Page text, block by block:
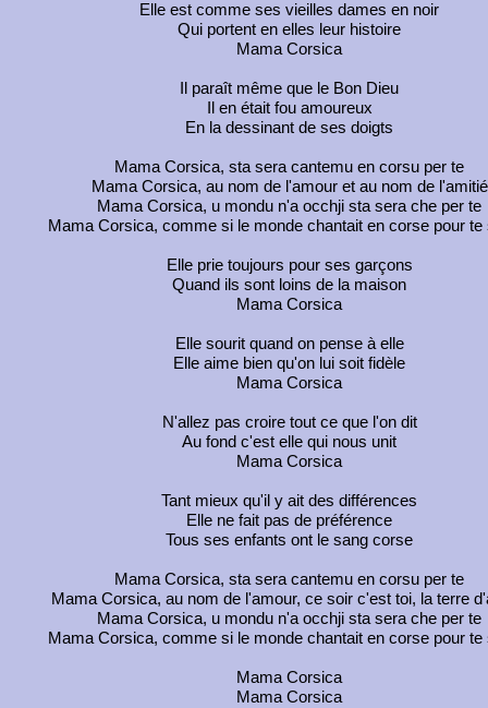
Elle est comme ses vieilles dames en noir
Qui portent en elles leur histoire
Mama Corsica
Il paraît même que le Bon Dieu
Il en était fou amoureux
En la dessinant de ses doigts
Mama Corsica, sta sera cantemu en corsu per te
Mama Corsica, au nom de l'amour et au nom de l'amitié
Mama Corsica, u mondu n'a occhji sta sera che per te
Mama Corsica, comme si le monde chantait en corse pour te
Elle prie toujours pour ses garçons
Quand ils sont loins de la maison
Mama Corsica
Elle sourit quand on pense à elle
Elle aime bien qu'on lui soit fidèle
Mama Corsica
N'allez pas croire tout ce que l'on dit
Au fond c'est elle qui nous unit
Mama Corsica
Tant mieux qu'il y ait des différences
Elle ne fait pas de préférence
Tous ses enfants ont le sang corse
Mama Corsica, sta sera cantemu en corsu per te
Mama Corsica, au nom de l'amour, ce soir c'est toi, la terre
Mama Corsica, u mondu n'a occhji sta sera che per te
Mama Corsica, comme si le monde chantait en corse pour te
Mama Corsica
Mama Corsica